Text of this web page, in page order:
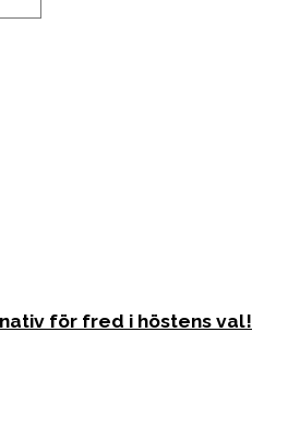
för fred i höstens val!